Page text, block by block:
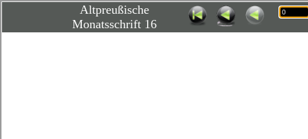
Altpreußische
Monatsschrift 16